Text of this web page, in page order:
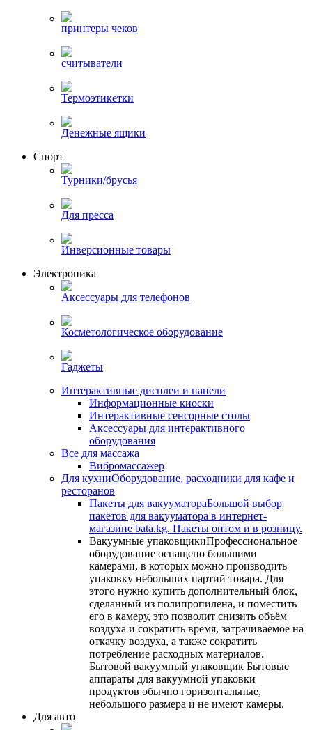
принтеры чеков
считыватели
Термоэтикетки
Денежные ящики
Спорт
Турники/брусья
Для пресса
Инверсионные товары
Электроника
Аксессуары для телефонов
Косметологическое оборудование
Гаджеты
Интерактивные дисплеи и панели
Информационные киоски
Интерактивные сенсорные столы
Аксессуары для интерактивного
оборудования
Все для массажа
Вибромассажер
Для кухниОборудование, расходники для кафе и
ресторанов
Пакеты для вакууматораБольшой выбор
пакетов для вакууматора в интернет-
магазине bata.kg. Пакеты оптом и в розницу.
Вакуумные упаковщикиПрофессиональное
оборудование оснащено большими
камерами, в которых можно производить
упаковку небольших партий товара. Для
этого нужно купить дополнительный блок,
сделанный из полипропилена, и поместить
его в камеру, это позволит снизить объём
воздуха и сократить время, затрачиваемое на
откачку воздуха, а также сократить
потребление расходных материалов.
Бытовой вакуумный упаковщик Бытовые
аппараты для вакуумной упаковки
продуктов обычно горизонтальные,
небольшого размера и не имеют камеры.
Для авто